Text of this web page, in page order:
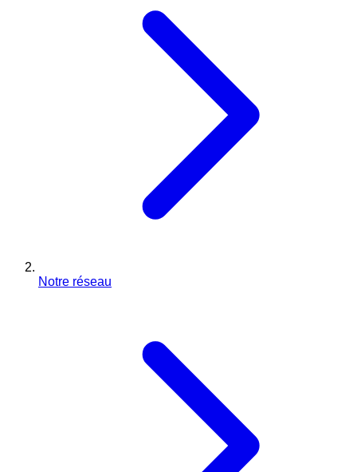
Notre réseau